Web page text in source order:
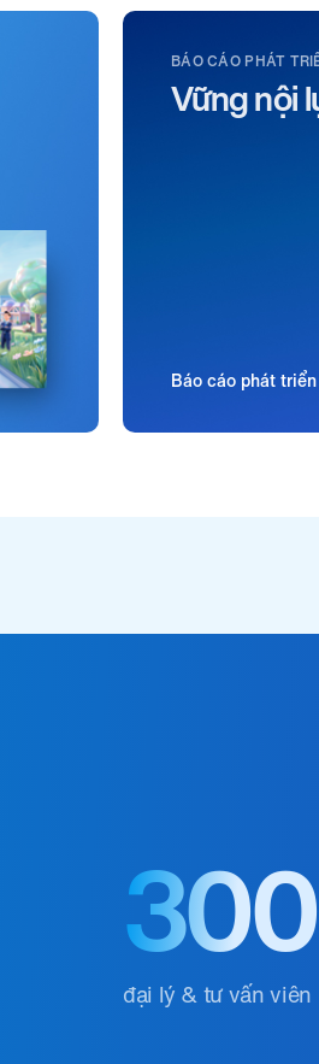
BÁO CÁO PHÁT
Vững nội
Báo cáo phát
300
đại lý & tư vấn viên